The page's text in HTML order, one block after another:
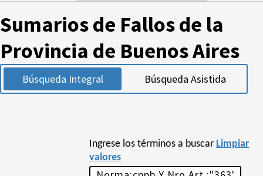
Sumarios de Fallos de la
Provincia de Buenos Aires
Búsqueda Integral Búsqueda Asistida
Ingrese los términos a buscar Limpiar
valores